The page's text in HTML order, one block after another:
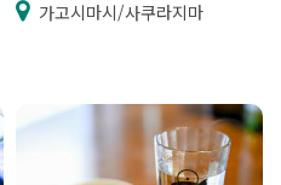
가고시마시/사쿠라지마